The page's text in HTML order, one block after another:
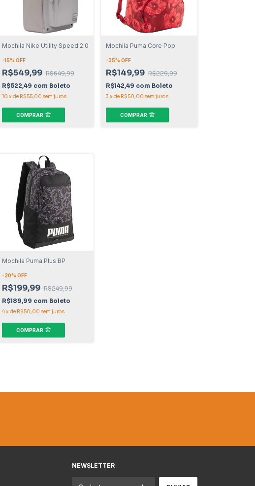
Mochila Nike Utility Speed 2.0
-15% OFF
R$549,99 R$649,99
R$522,49 com Boleto
10 x de R$55,00 sem juros
COMPRAR
Mochila Puma Core Pop
-35% OFF
R$149,99 R$229,99
R$142,49 com Boleto
3 x de R$50,00 sem juros
COMPRAR
Mochila Puma Plus BP
-20% OFF
R$199,99 R$249,99
R$189,99 com Boleto
4x de R$50,00 sem juros
COMPRAR
NEWSLETTER